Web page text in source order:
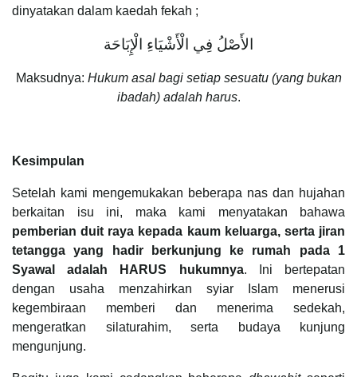
dinyatakan dalam kaedah fekah ;
‎الأَصْلُ فِي الْأَشْيَاءِ الْإِبَاحَة
Maksudnya: Hukum asal bagi setiap sesuatu (yang bukan
ibadah) adalah harus.
Kesimpulan
Setelah kami mengemukakan beberapa nas dan hujahan
berkaitan isu ini, maka kami menyatakan bahawa
pemberian duit raya kepada kaum keluarga, serta jiran
tetangga yang hadir berkunjung ke rumah pada 1
Syawal adalah HARUS hukumnya. Ini bertepatan
dengan usaha menzahirkan syiar Islam menerusi
kegembiraan memberi dan menerima sedekah,
mengeratkan silaturahim, serta budaya kunjung
mengunjung.